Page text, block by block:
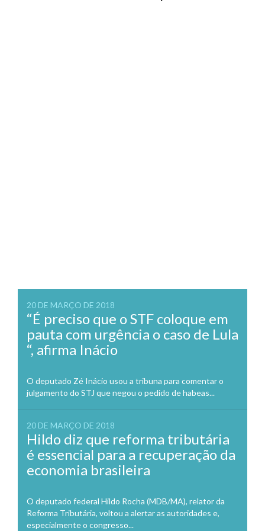
20 DE MARÇO DE 2018
“É preciso que o STF coloque em
pauta com urgência o caso de Lula
“, afirma Inácio
O deputado Zé Inácio usou a tribuna para comentar o
julgamento do STJ que negou o pedido de habeas...
20 DE MARÇO DE 2018
Hildo diz que reforma tributária
é essencial para a recuperação da
economia brasileira
O deputado federal Hildo Rocha (MDB/MA), relator da
Reforma Tributária, voltou a alertar as autoridades e,
especialmente o congresso...